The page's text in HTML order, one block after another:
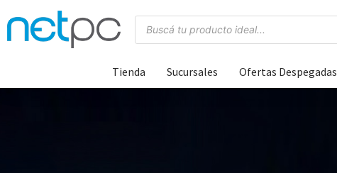
Tienda Sucursales Ofertas Despegadas